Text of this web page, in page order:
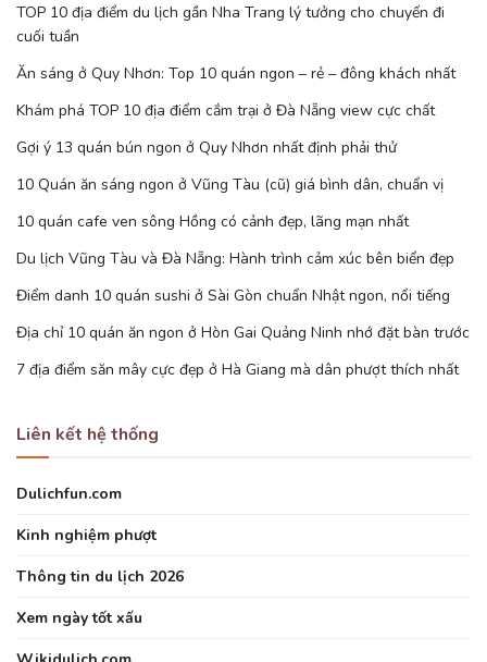
TOP 10 địa điểm du lịch gần Nha Trang lý tưởng cho chuyến đi
cuối tuần
Ăn sáng ở Quy Nhơn: Top 10 quán ngon – rẻ – đông khách nhất
Khám phá TOP 10 địa điểm cắm trại ở Đà Nẵng view cực chất
Gợi ý 13 quán bún ngon ở Quy Nhơn nhất định phải thử
10 Quán ăn sáng ngon ở Vũng Tàu (cũ) giá bình dân, chuẩn vị
10 quán cafe ven sông Hồng có cảnh đẹp, lãng mạn nhất
Du lịch Vũng Tàu và Đà Nẵng: Hành trình cảm xúc bên biển đẹp
Điểm danh 10 quán sushi ở Sài Gòn chuẩn Nhật ngon, nổi tiếng
Địa chỉ 10 quán ăn ngon ở Hòn Gai Quảng Ninh nhớ đặt bàn trước
7 địa điểm săn mây cực đẹp ở Hà Giang mà dân phượt thích nhất
Liên kết hệ thống
Dulichfun.com
Kinh nghiệm phượt
Thông tin du lịch 2026
Xem ngày tốt xấu